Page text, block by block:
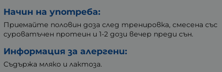
Начин на употреба:
Приeмайте половин доза след тренировка, смесена със
суроватъчен протеин и 1-2 дози вечер преди сън.
Информация за алергени:
Съдържа мляко и лактоза.